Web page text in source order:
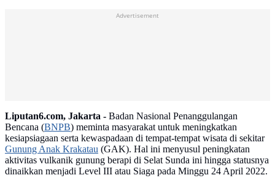
Liputan6.com, Jakarta - Badan Nasional Penanggulangan
Bencana (BNPB) meminta masyarakat untuk meningkatkan
kesiapsiagaan serta kewaspadaan di tempat-tempat wisata di sekitar
Gunung Anak Krakatau (GAK). Hal ini menyusul peningkatan
aktivitas vulkanik gunung berapi di Selat Sunda ini hingga statusnya
dinaikkan menjadi Level III atau Siaga pada Minggu 24 April 2022.